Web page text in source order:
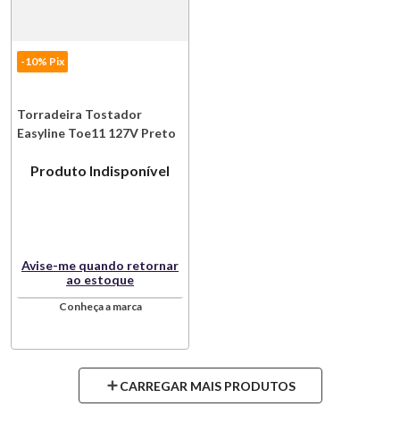
-10% Pix
Torradeira Tostador
Easyline Toe11 127V Preto
Produto Indisponível
Avise-me quando retornar
ao estoque
Conheça a marca